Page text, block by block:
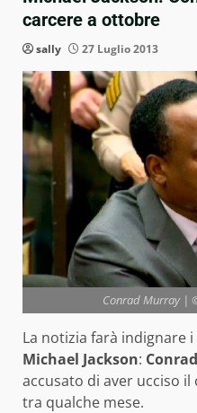
carcere a ottobre
sally 27 Luglio 2013
Conrad Murray |
La notizia farà indignare
Michael Jackson:
accusato di aver ucciso
tra qualche mese.